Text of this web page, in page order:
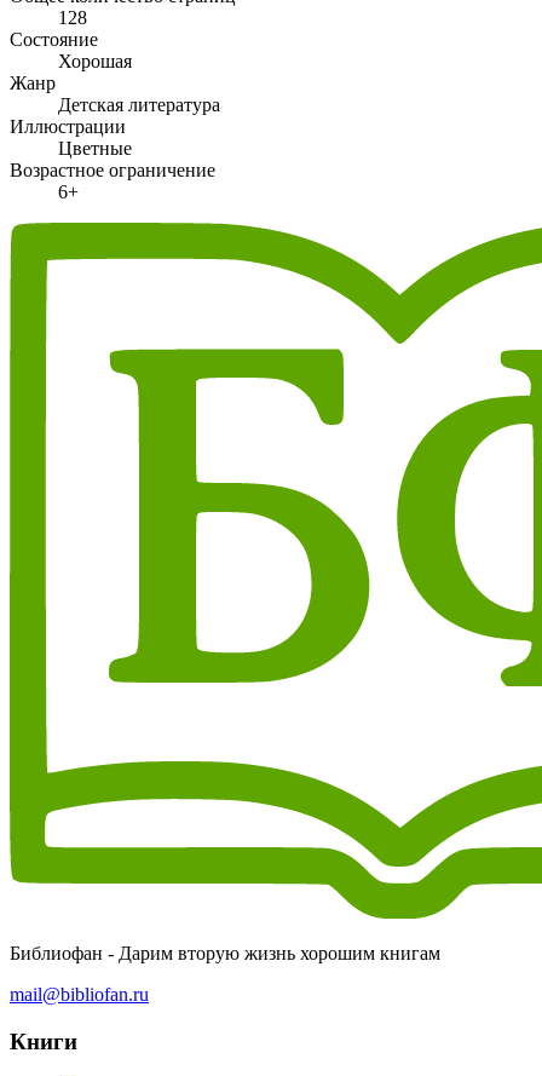
128
Состояние
Хорошая
Жанр
Детская литература
Иллюстрации
Цветные
Возрастное ограничение
6+
Библиофан - Дарим вторую жизнь хорошим книгам
mail@bibliofan.ru
Книги